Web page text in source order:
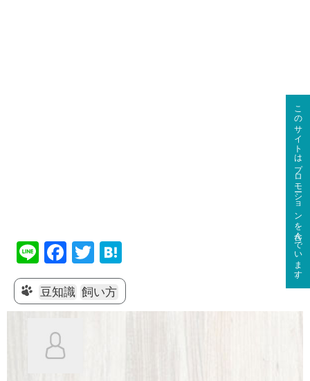
Li
n
e
F
a
c
e
T
wi
tt
er
at
e
n
豆知識 飼い方
このサイトはプロモーションを含んでいます。